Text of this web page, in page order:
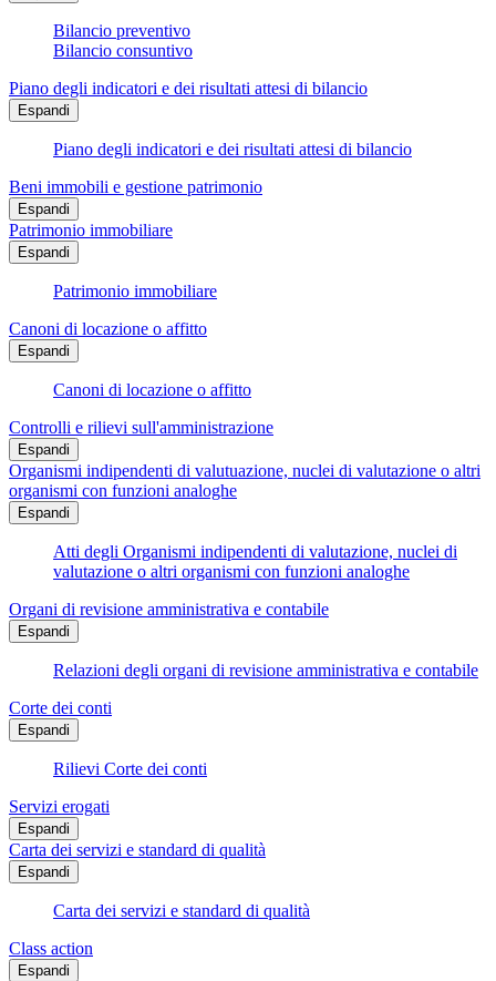
Bilancio preventivo
Bilancio consuntivo
Piano degli indicatori e dei risultati attesi di bilancio
Espandi
Piano degli indicatori e dei risultati attesi di bilancio
Beni immobili e gestione patrimonio
Espandi
Patrimonio immobiliare
Espandi
Patrimonio immobiliare
Canoni di locazione o affitto
Espandi
Canoni di locazione o affitto
Controlli e rilievi sull'amministrazione
Espandi
Organismi indipendenti di valutuazione, nuclei di valutazione o altri
organismi con funzioni analoghe
Espandi
Atti degli Organismi indipendenti di valutazione, nuclei di
valutazione o altri organismi con funzioni analoghe
Organi di revisione amministrativa e contabile
Espandi
Relazioni degli organi di revisione amministrativa e contabile
Corte dei conti
Espandi
Rilievi Corte dei conti
Servizi erogati
Espandi
Carta dei servizi e standard di qualità
Espandi
Carta dei servizi e standard di qualità
Class action
Espandi